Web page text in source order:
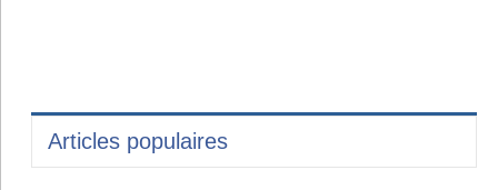
Articles populaires